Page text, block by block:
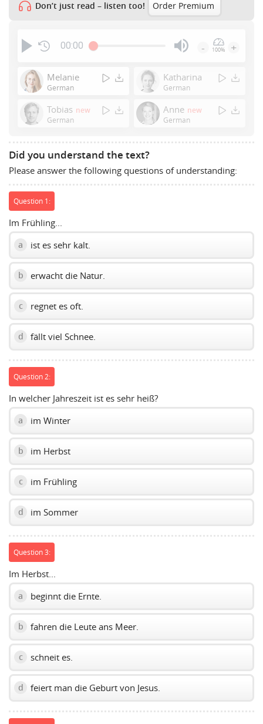
Don’t just read – listen too! Order Premium
00:00
Enter
or
to
show
- 100% +
Melanie
German
Katharina
German
Tobias new
German
Anne new
German
Did you understand the text?
Please answer the following questions of understanding:
Question 1:
Im Frühling...
a ist es sehr kalt.
b erwacht die Natur.
c regnet es oft.
d fällt viel Schnee.
Question 2:
In welcher Jahreszeit ist es sehr heiß?
a im Winter
b im Herbst
c im Frühling
d im Sommer
Question 3:
Im Herbst...
a beginnt die Ernte.
b fahren die Leute ans Meer.
c schneit es.
d feiert man die Geburt von Jesus.